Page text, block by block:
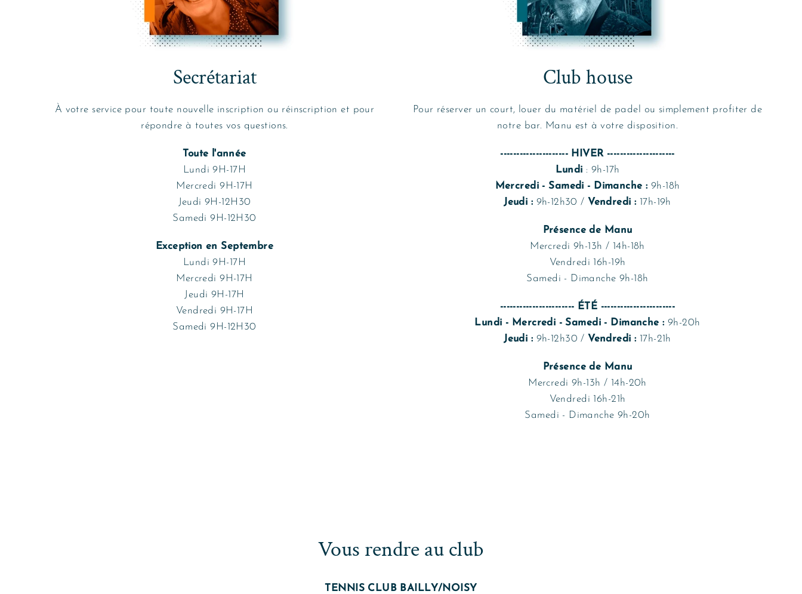
Secrétariat
À votre service pour toute nouvelle inscription ou réinscription et pour
répondre à toutes vos questions.
Toute l'année
Lundi 9H-17H
Mercredi 9H-17H
Jeudi 9H-12H30
Samedi 9H-12H30
Exception en Septembre
Lundi 9H-17H
Mercredi 9H-17H
Jeudi 9H-17H
Vendredi 9H-17H
Samedi 9H-12H30
Club house
Pour réserver un court, louer du matériel de padel ou simplement profiter de
notre bar. Manu est à votre disposition.
--------------------- HIVER ---------------------
Lundi : 9h-17h
Mercredi - Samedi - Dimanche : 9h-18h
Jeudi : 9h-12h30 / Vendredi : 17h-19h
Présence de Manu
Mercredi 9h-13h / 14h-18h
Vendredi 16h-19h
Samedi - Dimanche 9h-18h
----------------------- ÉTÉ -----------------------
Lundi - Mercredi - Samedi - Dimanche : 9h-20h
Jeudi : 9h-12h30 / Vendredi : 17h-21h
Présence de Manu
Mercredi 9h-13h / 14h-20h
Vendredi 16h-21h
Samedi - Dimanche 9h-20h
Vous rendre au club
TENNIS CLUB BAILLY/NOISY